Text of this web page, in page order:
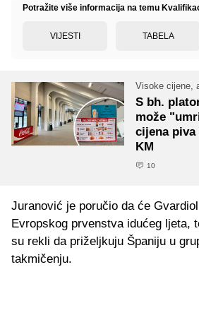
Potražite više informacija na temu
VIJESTI TABELA
Visoke cijene,
S bh.
može
cijena piva
KM
10
Juranović je poručio da će
Evropskog prvenstva idućeg ljeta,
su rekli da priželjkuju Španiju u
takmičenju.